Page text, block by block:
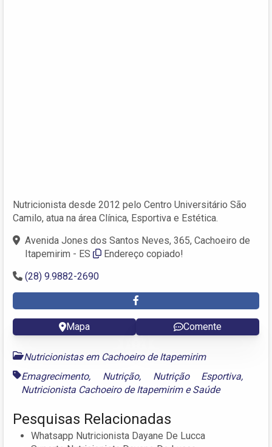
Nutricionista desde 2012 pelo Centro Universitário São
Camilo, atua na área Clínica, Esportiva e Estética.
Avenida Jones dos Santos Neves, 365, Cachoeiro de
Itapemirim - ES
Endereço copiado!
(28) 9.9882-2690
Mapa Comente
Nutricionistas em Cachoeiro de Itapemirim
Emagrecimento, Nutrição, Nutrição Esportiva,
Nutricionista Cachoeiro de ItapemirimeSaúde
Pesquisas Relacionadas
Whatsapp Nutricionista Dayane De Lucca